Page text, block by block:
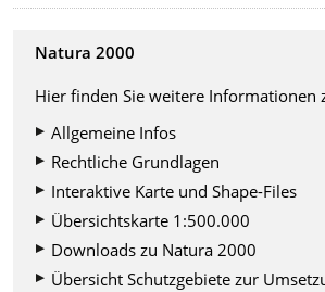
Natura 2000
Hier finden Sie weitere Informationen
Allgemeine Infos
Rechtliche Grundlagen
Interaktive Karte und Shape-Files
Übersichtskarte 1:500.000
Downloads zu Natura 2000
Übersicht Schutzgebiete zur